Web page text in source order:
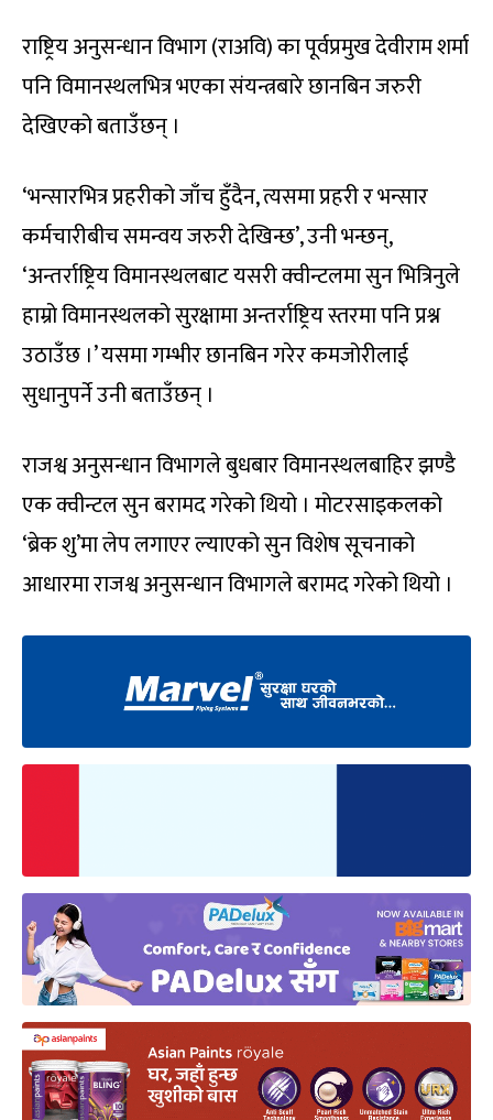
राष्ट्रिय अनुसन्धान विभाग (राअवि) का पूर्वप्रमुख देवीराम शर्मा
पनि विमानस्थलभित्र भएका संयन्त्रबारे छानबिन जरुरी
देखिएको बताउँछन् ।
‘भन्सारभित्र प्रहरीको जाँच हुँदैन, त्यसमा प्रहरी र भन्सार
कर्मचारीबीच समन्वय जरुरी देखिन्छ’, उनी भन्छन्,
‘अन्तर्राष्ट्रिय विमानस्थलबाट यसरी क्वीन्टलमा सुन भित्रिनुले
हाम्रो विमानस्थलको सुरक्षामा अन्तर्राष्ट्रिय स्तरमा पनि प्रश्न
उठाउँछ ।’ यसमा गम्भीर छानबिन गरेर कमजोरीलाई
सुधानुपर्ने उनी बताउँछन् ।
राजश्व अनुसन्धान विभागले बुधबार विमानस्थलबाहिर झण्डै
एक क्वीन्टल सुन बरामद गरेको थियो । मोटरसाइकलको
‘ब्रेक शु’मा लेप लगाएर ल्याएको सुन विशेष सूचनाको
आधारमा राजश्व अनुसन्धान विभागले बरामद गरेको थियो ।